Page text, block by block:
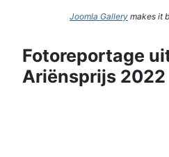
Joomla Gallery makes it
Fotoreportage
Ariënsprijs 2022